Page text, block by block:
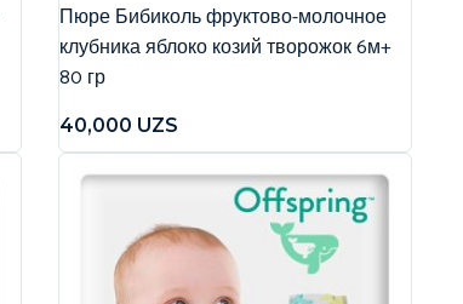
Пюре Бибиколь фруктово-молочное
клубника яблоко козий творожок 6м+
80 гр
40,000 UZS